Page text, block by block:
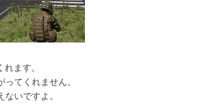
ます。
てくれません。
いですよ。